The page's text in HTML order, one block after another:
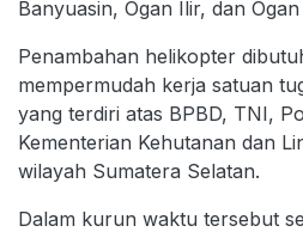
Banyuasin, Ogan Ilir, dan
Penambahan helikopter
mempermudah kerja satuan
yang terdiri atas BPBD, TNI,
Kementerian Kehutanan dan
wilayah Sumatera Selatan.
Dalam kurun waktu tersebut